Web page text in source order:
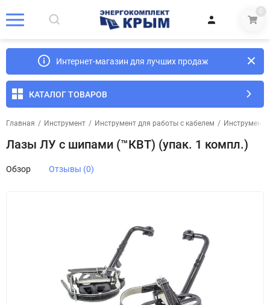
0
Интернет-магазин для лучших продаж
КАТАЛОГ ТОВАРОВ
Главная / Инструмент / Инструмент для работы с кабелем / Инструмент
Лазы ЛУ с шипами (™КВТ) (упак. 1 компл.)
Обзор Отзывы (0)